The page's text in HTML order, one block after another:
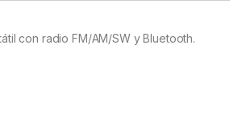
con radio FM/AM/SW y Bluetooth.